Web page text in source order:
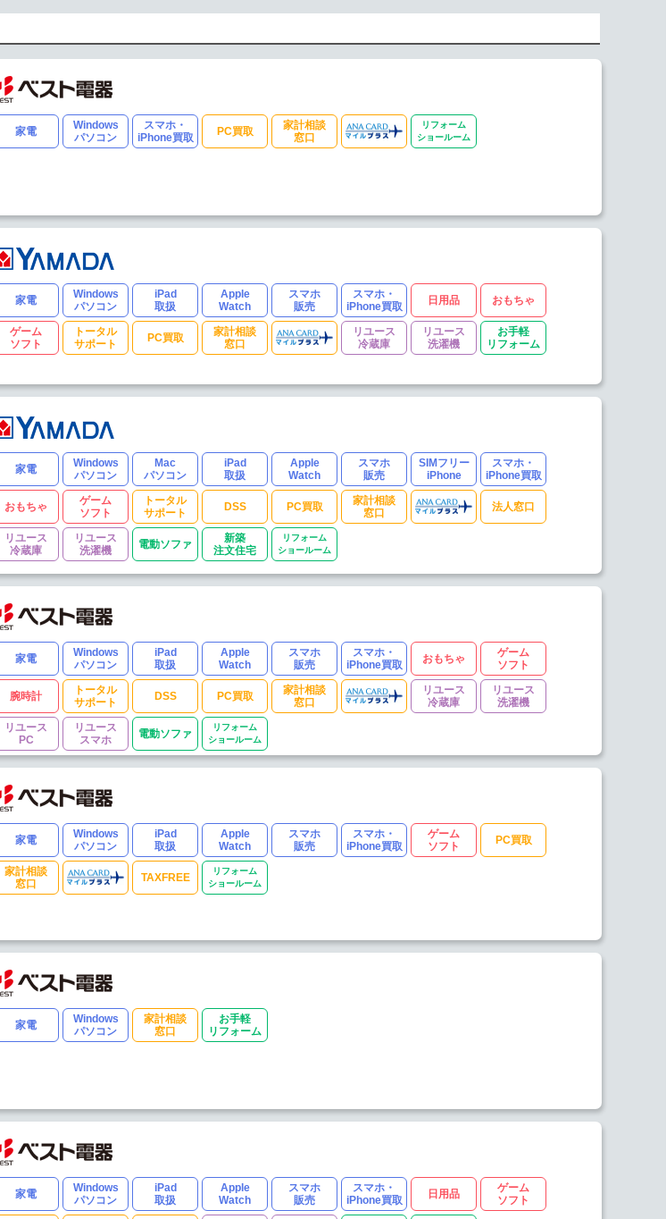
家電
Windows
パソコン
スマホ・
iPhone買取
PC買取
家計相談
窓口
リフォーム
ショールーム
家電
Windows
パソコン
iPad
取扱
Apple
Watch
スマホ
販売
スマホ・
iPhone買取
日用品 おもちゃ
ゲーム
ソフト
トータル
サポート
PC買取
家計相談
窓口
リユース
冷蔵庫
リユース
洗濯機
お手軽
リフォーム
家電
Windows
パソコン
Mac
パソコン
iPad
取扱
Apple
Watch
スマホ
販売
SIMフリー
iPhone
スマホ・
iPhone買取
おもちゃ
ゲーム
ソフト
トータル
サポート
DSS PC買取
家計相談
窓口
法人窓口
リユース
冷蔵庫
リユース
洗濯機
電動ソファ
新築
注文住宅
リフォーム
ショールーム
家電
Windows
パソコン
iPad
取扱
Apple
Watch
スマホ
販売
スマホ・
iPhone買取
おもちゃ
ゲーム
ソフト
腕時計
トータル
サポート
DSS PC買取
家計相談
窓口
リユース
冷蔵庫
リユース
洗濯機
リユース
PC
リユース
スマホ
電動ソファ
リフォーム
ショールーム
家電
Windows
パソコン
iPad
取扱
Apple
Watch
スマホ
販売
スマホ・
iPhone買取
ゲーム
ソフト
PC買取
家計相談
窓口
TAXFREE
リフォーム
ショールーム
家電
Windows
パソコン
家計相談
窓口
お手軽
リフォーム
家電
Windows
パソコン
iPad
取扱
Apple
Watch
スマホ
販売
スマホ・
iPhone買取
日用品
ゲーム
ソフト